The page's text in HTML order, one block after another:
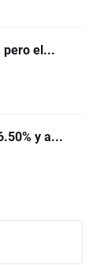
pero el...
y a...